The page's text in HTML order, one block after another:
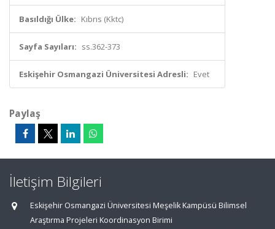
Basıldığı Ülke: Kıbrıs (Kktc)
Sayfa Sayıları: ss.362-373
Eskişehir Osmangazi Üniversitesi Adresli: Evet
Paylaş
İletişim Bilgileri
Eskişehir Osmangazi Üniversitesi Meşelik Kampüsü Bilimsel
Araştırma Projeleri Koordinasyon Birimi